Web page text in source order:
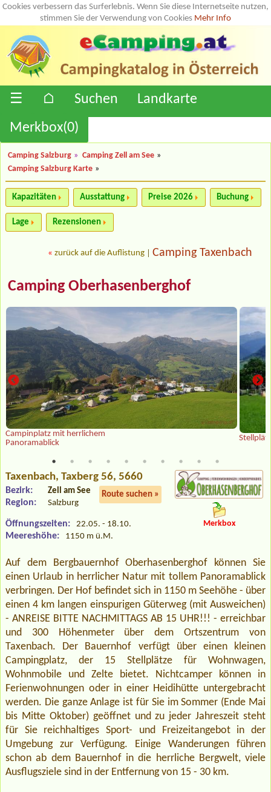
Cookies verbessern das Surferlebnis. Wenn Sie diese Internetseite nutzen,
stimmen Sie der Verwendung von Cookies Mehr Info
☰ ⌂ Suchen
Landkarte
Merkbox(0)
Camping Salzburg » Camping Zell am See »
Camping Salzburg Karte »
Kapazitäten Ausstattung Preise 2026 Buchung
Lage Rezensionen
« zurück auf die Auflistung Camping Taxenbach
Camping Oberhasenberghof
Campinplatz mit herrlichem
Panoramablick
Taxenbach, Taxberg 56, 5660
Route suchen »
Bezirk: Zell am See
Region: Salzburg
Öffnungszeiten: 22.05. - 18.10.
Meereshöhe: 1150 m ü.M.
Merkbox
Auf dem Bergbauernhof Oberhasenberghof können Sie
einen Urlaub in herrlicher Natur mit tollem Panoramablick
verbringen. Der Hof befindet sich in 1150 m Seehöhe - über
einen 4 km langen einspurigen Güterweg (mit Ausweichen)
- ANREISE BITTE NACHMITTAGS AB 15 UHR!!! - erreichbar
und 300 Höhenmeter über dem Ortszentrum von
Taxenbach. Der Bauernhof verfügt über einen kleinen
Campingplatz, der 15 Stellplätze für Wohnwagen,
Wohnmobile und Zelte bietet. Nichtcamper können in
Ferienwohnungen oder in einer Heidihütte untergebracht
werden. Die ganze Anlage ist für Sie im Sommer (Ende Mai
bis Mitte Oktober) geöffnet und zu jeder Jahreszeit steht
für Sie reichhaltiges Sport- und Freizeitangebot in der
Umgebung zur Verfügung. Einige Wanderungen führen
schon ab dem Bauernhof in die herrliche Bergwelt, viele
Ausflugsziele sind in der Entfernung von 15 - 30 km.